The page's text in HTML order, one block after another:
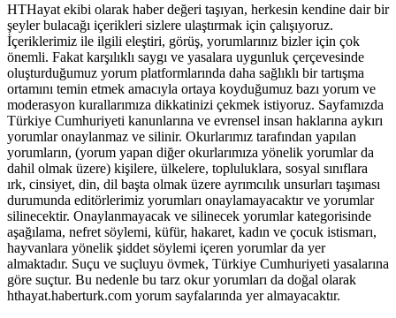
HTHayat ekibi olarak haber değeri taşıyan, herkesin kendine dair bir
şeyler bulacağı içerikleri sizlere ulaştırmak için çalışıyoruz.
İçeriklerimiz ile ilgili eleştiri, görüş, yorumlarınız bizler için çok
önemli. Fakat karşılıklı saygı ve yasalara uygunluk çerçevesinde
oluşturduğumuz yorum platformlarında daha sağlıklı bir tartışma
ortamını temin etmek amacıyla ortaya koyduğumuz bazı yorum ve
moderasyon kurallarımıza dikkatinizi çekmek istiyoruz. Sayfamızda
Türkiye Cumhuriyeti kanunlarına ve evrensel insan haklarına aykırı
yorumlar onaylanmaz ve silinir. Okurlarımız tarafından yapılan
yorumların, (yorum yapan diğer okurlarımıza yönelik yorumlar da
dahil olmak üzere) kişilere, ülkelere, topluluklara, sosyal sınıflara
ırk, cinsiyet, din, dil başta olmak üzere ayrımcılık unsurları taşıması
durumunda editörlerimiz yorumları onaylamayacaktır ve yorumlar
silinecektir. Onaylanmayacak ve silinecek yorumlar kategorisinde
aşağılama, nefret söylemi, küfür, hakaret, kadın ve çocuk istismarı,
hayvanlara yönelik şiddet söylemi içeren yorumlar da yer
almaktadır. Suçu ve suçluyu övmek, Türkiye Cumhuriyeti yasalarına
göre suçtur. Bu nedenle bu tarz okur yorumları da doğal olarak
hthayat.haberturk.com yorum sayfalarında yer almayacaktır.